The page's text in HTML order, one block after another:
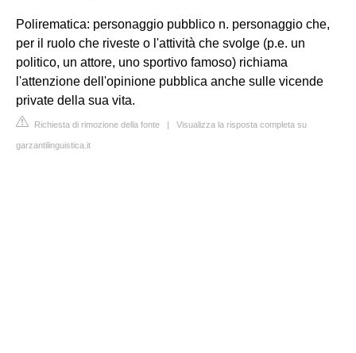
Polirematica: personaggio pubblico n. personaggio che,
per il ruolo che riveste o l'attività che svolge (p.e. un
politico, un attore, uno sportivo famoso) richiama
l'attenzione dell'opinione pubblica anche sulle vicende
private della sua vita.
Richiesta di rimozione della fonte | Visualizza la risposta completa su
garzantilinguistica.it